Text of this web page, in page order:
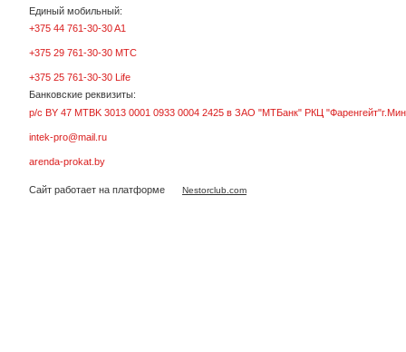
Единый мобильный:
+375 44 761-30-30 A1
+375 29 761-30-30 МТС
+375 25 761-30-30 Life
Банковские реквизиты:
р/с BY 47 MTBK 3013 0001 0933 0004 2425 в ЗАО "МТБанк" РКЦ
intek-pro@mail.ru
arenda-prokat.by
Сайт работает на платформе Nestorclub.com